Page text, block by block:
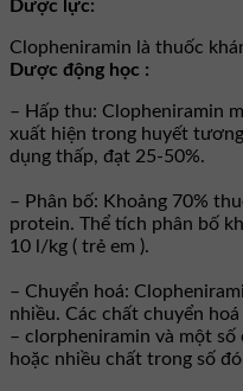
Dược lực:
Clopheniramin là thuốc
Dược động học :
– Hấp thu: Clopheniramin
xuất hiện trong huyết
dụng thấp, đạt 25-50%.
– Phân bố: Khoảng 70%
protein. Thể tích phân bố
10 l/kg ( trẻ em ).
– Chuyển hoá:
nhiều. Các chất chuyển
– clorpheniramin và một
hoặc nhiều chất trong số